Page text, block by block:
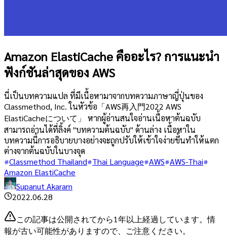
Amazon ElastiCache คืออะไร? การแนะนำ
ฟังก์ชันล่าสุดของ AWS
นี่เป็นบทความแปล ที่มีเนื้อหามาจากบทความภาษาญี่ปุ่นของ
Classmethod, Inc. ในหัวข้อ「AWS再入門2022 AWS
ElastiCacheについて」 หากผู้อ่านสนใจอ่านเนื้อหาต้นฉบับ
สามารถอ่านได้ที่ลิ้งค์ "บทความต้นฉบับ" ด้านล่าง เนื้อหาใน
บทความนี้การอธิบายบางอย่างจะถูกปรับให้เข้าใจง่ายขึ้นทำให้แตก
ต่างจากต้นฉบับในบางจุด
Classmethod Thailand Thai Language AWS AWS-Thai
Amazon ElastiCache
Supanut Akaram
2022.06.28
この記事は公開されてから1年以上経過しています。情
報が古い可能性がありますので、ご注意ください。